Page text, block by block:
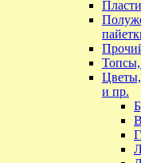
Цветы,
и пр.